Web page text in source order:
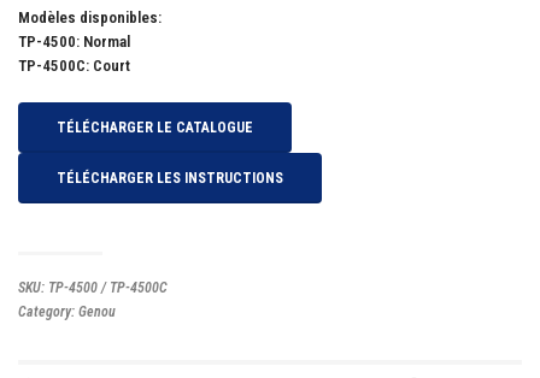
Modèles disponibles:
TP-4500: Normal
TP-4500C: Court
TÉLÉCHARGER LE CATALOGUE
TÉLÉCHARGER LES INSTRUCTIONS
SKU: TP-4500 / TP-4500C
Category: Genou